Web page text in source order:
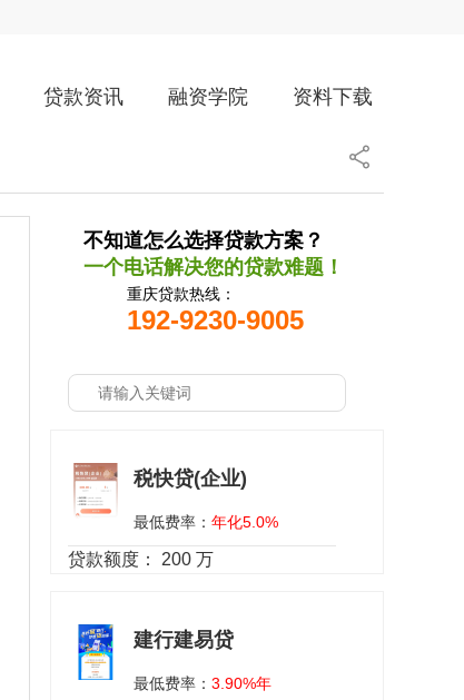
贷款资讯 融资学院 资料下载
不知道怎么选择贷款方案？
一个电话解决您的贷款难题！
重庆贷款热线：
192-9230-9005
税快贷(企业)
最低费率： 年化5.0%
贷款额度： 200 万
建行建易贷
最低费率： 3.90%年